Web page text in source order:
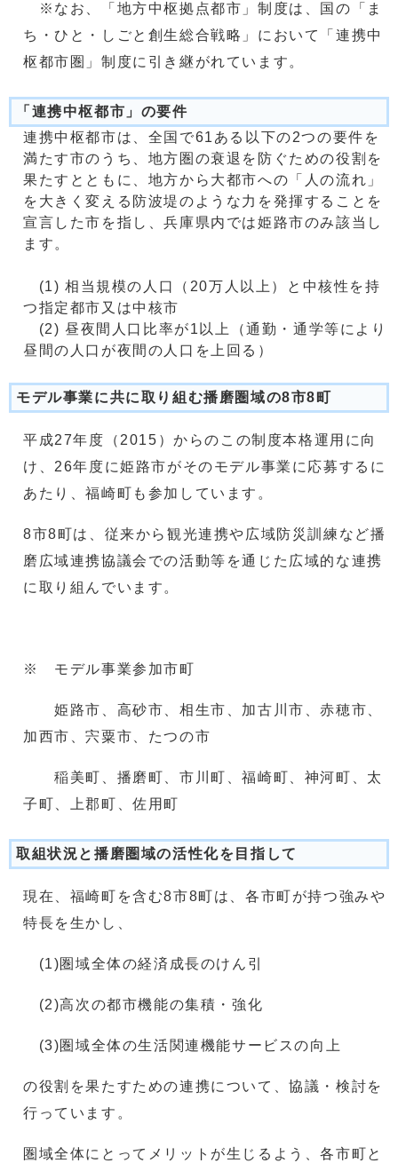
※なお、「地方中枢拠点都市」制度は、国の「ま
ち・ひと・しごと創生総合戦略」において「連携中
枢都市圏」制度に引き継がれています。
「連携中枢都市」の要件
連携中枢都市は、全国で61ある以下の2つの要件を
満たす市のうち、地方圏の衰退を防ぐための役割を
果たすとともに、地方から大都市への「人の流れ」
を大きく変える防波堤のような力を発揮することを
宣言した市を指し、兵庫県内では姫路市のみ該当し
ます。
(1) 相当規模の人口（20万人以上）と中核性を持
つ指定都市又は中核市
(2) 昼夜間人口比率が1以上（通勤・通学等により
昼間の人口が夜間の人口を上回る）
モデル事業に共に取り組む播磨圏域の8市8町
平成27年度（2015）からのこの制度本格運用に向
け、26年度に姫路市がそのモデル事業に応募するに
あたり、福崎町も参加しています。
8市8町は、従来から観光連携や広域防災訓練など播
磨広域連携協議会での活動等を通じた広域的な連携
に取り組んでいます。
※ モデル事業参加市町
姫路市、高砂市、相生市、加古川市、赤穂市、
加西市、宍粟市、たつの市
稲美町、播磨町、市川町、福崎町、神河町、太
子町、上郡町、佐用町
取組状況と播磨圏域の活性化を目指して
現在、福崎町を含む8市8町は、各市町が持つ強みや
特長を生かし、
(1)圏域全体の経済成長のけん引
(2)高次の都市機能の集積・強化
(3)圏域全体の生活関連機能サービスの向上
の役割を果たすための連携について、協議・検討を
行っています。
圏域全体にとってメリットが生じるよう、各市町と